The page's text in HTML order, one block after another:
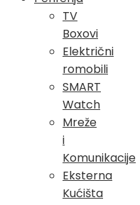
TV
Boxovi
Električni
romobili
SMART
Watch
Mreže
i
Komunikacije
Eksterna
Kućišta